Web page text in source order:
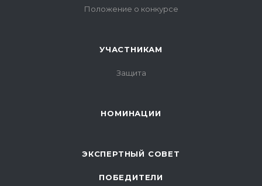
Положение о конкурсе
УЧАСТНИКАМ
Защита
НОМИНАЦИИ
ЭКСПЕРТНЫЙ СОВЕТ
ПОБЕДИТЕЛИ